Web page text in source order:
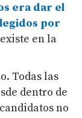
era dar el
por
en la
Todas las
dentro de
no